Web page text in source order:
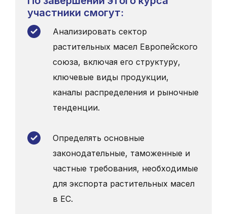
участники смогут:
Анализировать сектор
растительных масел Европейского
союза, включая его структуру,
ключевые виды продукции,
каналы распределения и рыночные
тенденции.
Определять основные
законодательные, таможенные и
частные требования, необходимые
для экспорта растительных масел
в ЕС.